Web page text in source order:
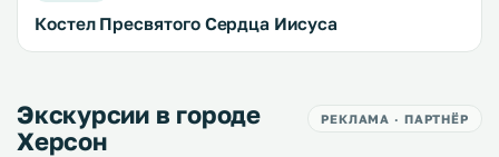
Костел Пресвятого Сердца Иисуса
Экскурсии в городе
Херсон
РЕКЛАМА · ПАРТНЁР